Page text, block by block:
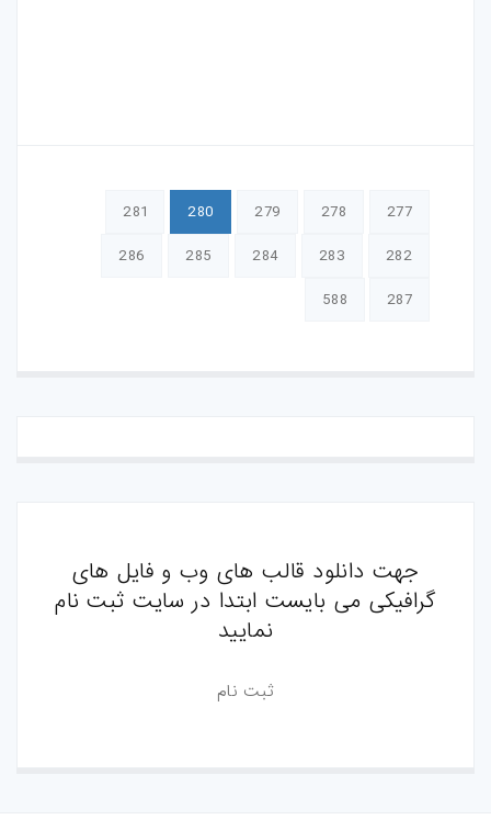
277
278
279
280
281
282
283
284
285
286
287
588
جهت دانلود قالب های وب و فایل های
گرافیکی می بایست ابتدا در سایت ثبت نام
نمایید
ثبت نام